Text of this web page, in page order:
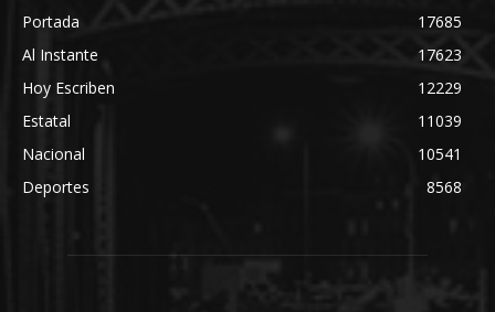
Portada
17685
Al Instante
17623
Hoy Escriben
12229
Estatal
11039
Nacional
10541
Deportes
8568